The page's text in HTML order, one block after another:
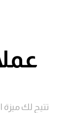
تتيح لك